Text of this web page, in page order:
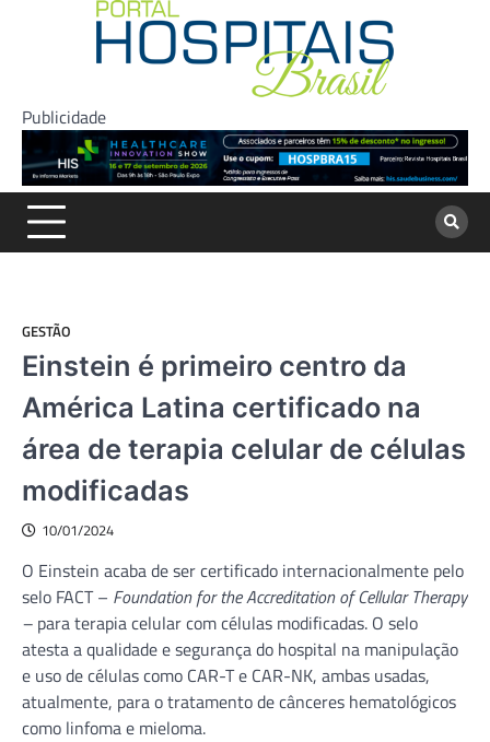
Publicidade
GESTÃO
Einstein é primeiro centro da
América Latina certificado na
área de terapia celular de células
modificadas
10/01/2024
O Einstein acaba de ser certificado internacionalmente pelo
selo FACT – Foundation for the Accreditation of Cellular Therapy
– para terapia celular com células modificadas. O selo
atesta a qualidade e segurança do hospital na manipulação
e uso de células como CAR-T e CAR-NK, ambas usadas,
atualmente, para o tratamento de cânceres hematológicos
como linfoma e mieloma.